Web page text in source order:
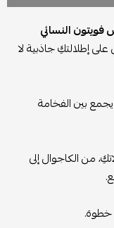
فويتون النسائي
إطلالتكِ جاذبية لا
بين الفخامة
من الكاجوال إلى
خطوة.